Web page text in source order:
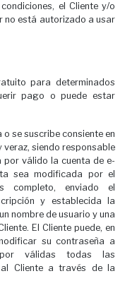
el Cliente y/o
no está autorizado a usar
para determinados
pago o puede estar
se suscribe consiente en
siendo responsable
por válido la cuenta de e-
sea modificada por el
completo, enviado el
y establecida la
nombre de usuario y una
El Cliente puede, en
su contraseña a
válidas todas las
al Cliente a través de la